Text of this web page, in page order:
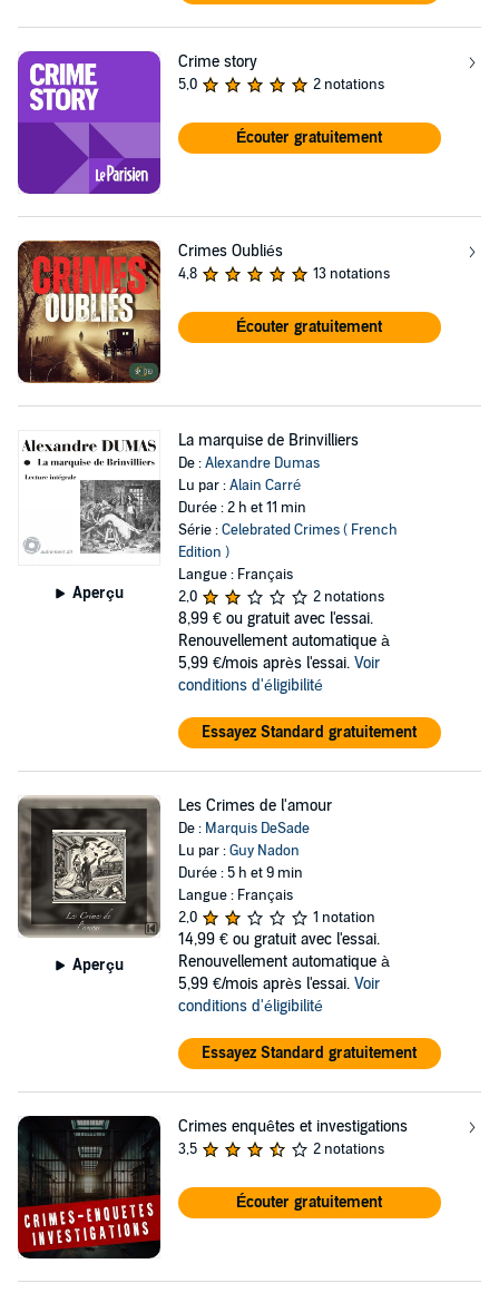
Crime story
5,0 2 notations
Écouter gratuitement
Crimes Oubliés
4,8 13 notations
Écouter gratuitement
Aperçu
La marquise de Brinvilliers
De :Alexandre Dumas
Lu par :Alain Carré
Durée : 2 h et 11 min
Série :Celebrated Crimes ( French
Edition )
Langue : Français
2,0
2 notations
8,99 € ou gratuit avec l'essai.
Renouvellement automatique à
5,99 €/mois après l'essai. Voir
conditions d'éligibilité
Essayez Standard gratuitement
Aperçu
Les Crimes de l'amour
De : Marquis DeSade
Lu par :Guy Nadon
Durée : 5 h et 9 min
Langue : Français
2,0
1 notation
14,99 € ou gratuit avec l'essai.
Renouvellement automatique à
5,99 €/mois après l'essai. Voir
conditions d'éligibilité
Essayez Standard gratuitement
Crimes enquêtes et investigations
3,5 2 notations
Écouter gratuitement